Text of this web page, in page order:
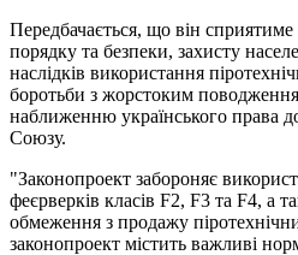
Передбачається, що він
порядку та безпеки, захисту
наслідків використання
боротьби з жорстоким
наближенню українського права
Союзу.
"Законопроект забороняє
феєрверків класів F2, F3 та F4, а
обмеження з продажу
законопроект містить важливі